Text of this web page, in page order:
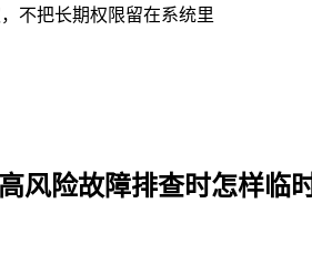
，不把长期权限留在系统里
风险故障排查时怎样临